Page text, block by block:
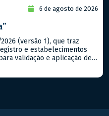
6 de agosto de 2026
(versão 1), que traz
e estabelecimentos
validação e aplicação de